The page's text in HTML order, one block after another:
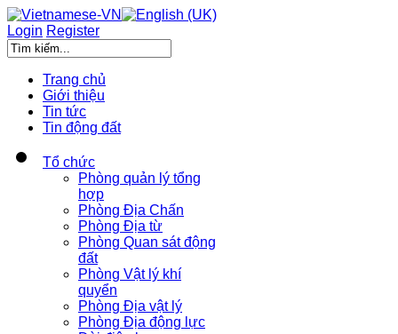
Login Register
Trang chủ
Giới thiệu
Tin tức
Tin động đất
Tổ chức
Phòng quản lý tổng
hợp
Phòng Địa Chấn
Phòng Địa từ
Phòng Quan sát động
đất
Phòng Vật lý khí
quyển
Phòng Địa vật lý
Phòng Địa động lực